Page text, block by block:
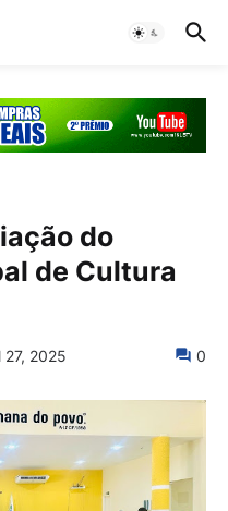
do
de Cultura
27, 2025 0